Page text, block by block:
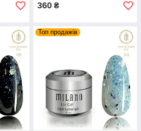
360 ₴
Топ продажів